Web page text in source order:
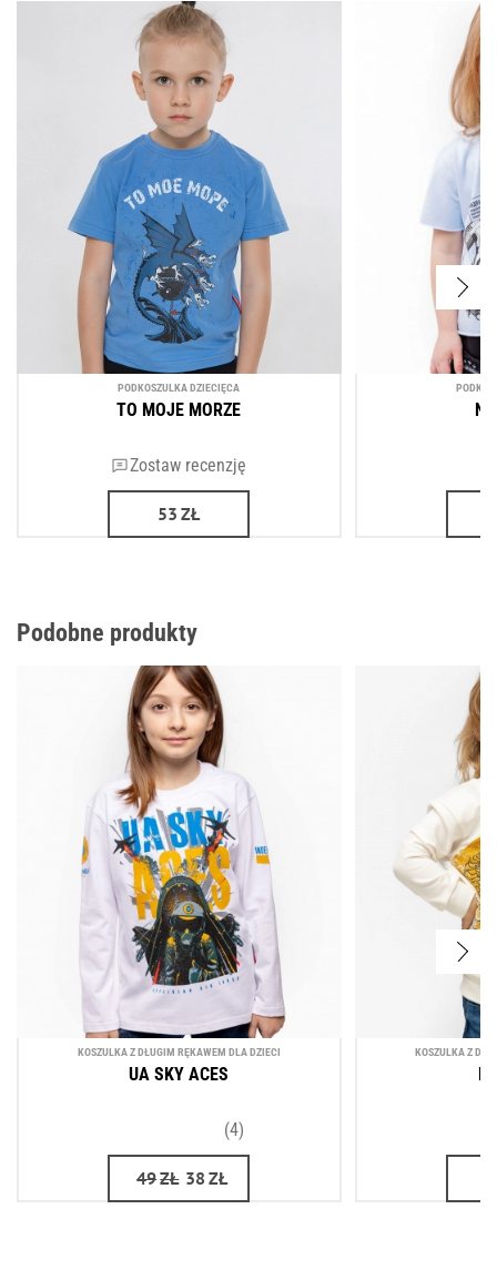
Aviatsiya Halychyny.
PODKOSZULKA DZIECIĘCA
TO MOJE MORZE
Zostaw recenzję
53 ZŁ
Podobne produkty
KOSZULKA Z DŁUGIM RĘKAWEM DLA DZIECI
UA SKY ACES
(4)
49ZŁ 38 ZŁ
KOSZULKA Z